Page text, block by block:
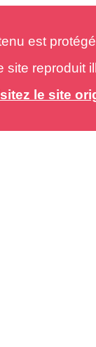
est
site reproduit
le site